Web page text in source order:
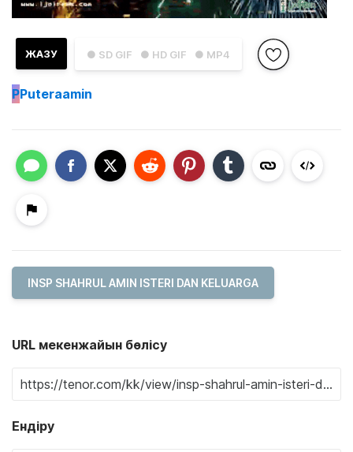
● SD GIF ● HD GIF ● MP4
ЖАЗУ
PPuteraamin
INSP SHAHRUL AMIN ISTERI DAN KELUARGA
URL мекенжайын бөлісу
Ендіру